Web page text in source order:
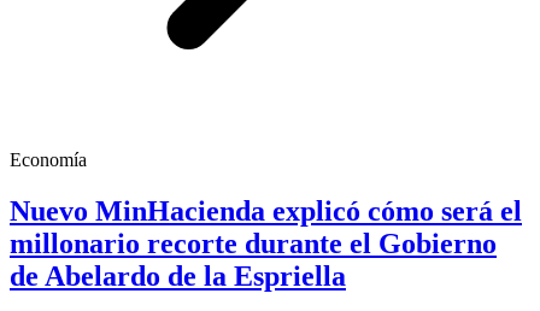
Economía
Nuevo MinHacienda explicó cómo será el
millonario recorte durante el Gobierno
de Abelardo de la Espriella